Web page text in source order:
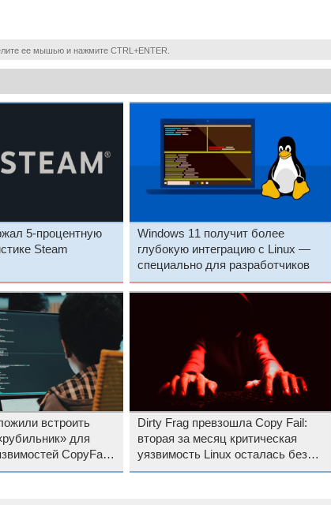
ее мышью и нажмите CTRL+ENTER.
5-процентную
Steam
Windows 11 получит более
глубокую интеграцию с Linux —
специально для разработчиков
встроить
для
CopyFail
Dirty Frag превзошла Copy Fail:
вторая за месяц критическая
уязвимость Linux осталась без
исправлений